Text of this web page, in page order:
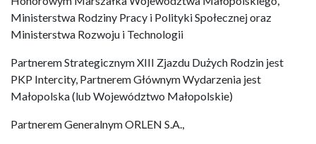
Ministerstwa Rodziny Pracy i Polityki Społecznej oraz
Ministerstwa Rozwoju i Technologii
Partnerem Strategicznym XIII Zjazdu Dużych Rodzin jest
PKP Intercity, Partnerem Głównym Wydarzenia jest
Małopolska (lub Województwo Małopolskie)
Partnerem Generalnym ORLEN S.A.,